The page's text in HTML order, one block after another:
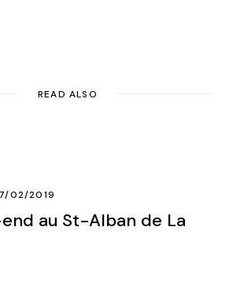
READ ALSO
02/2019
au St-Alban de La